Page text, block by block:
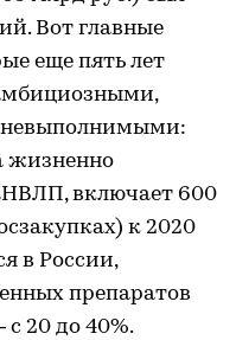
Вот главные
еще пять лет
жизненно
включает 600
к 2020
в России,
препаратов
20 до 40%.